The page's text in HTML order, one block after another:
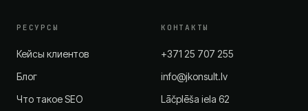
РЕСУРСЫ
Кейсы клиентов
Блог
Что такое SEO
КОНТАКТЫ
+371 25 707 255
info@jkonsult.lv
Lāčplēša iela 62